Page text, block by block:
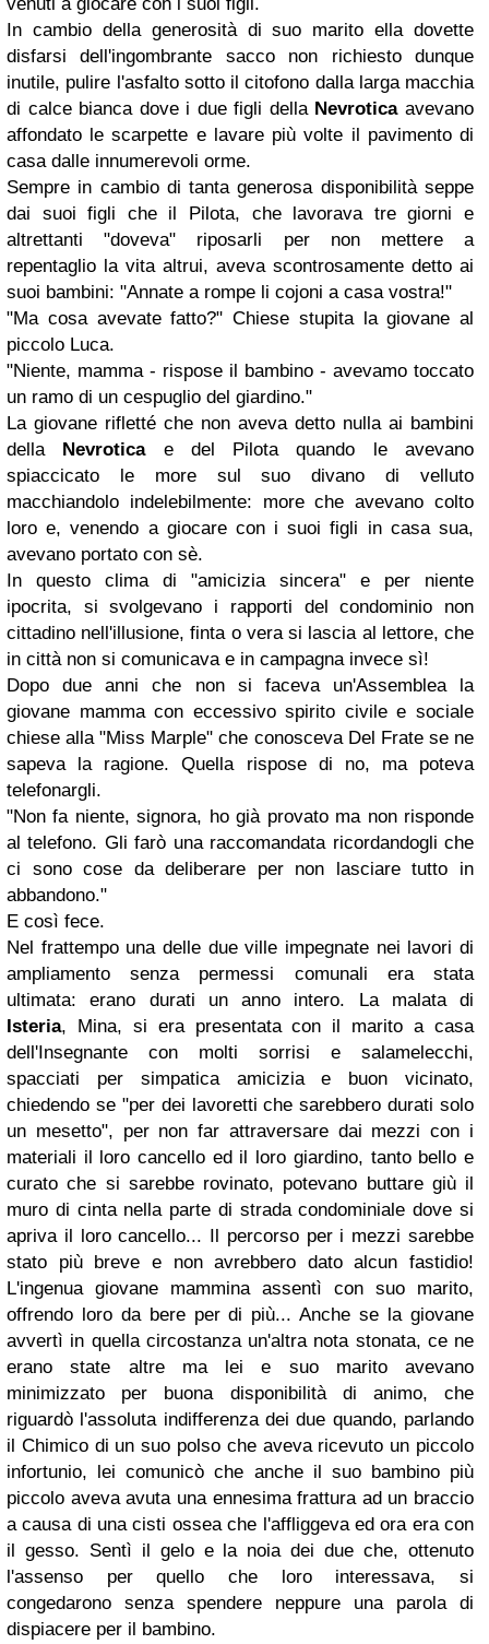
In cambio della generosità di suo marito ella dovette
disfarsi dell'ingombrante sacco non richiesto dunque
inutile, pulire l'asfalto sotto il citofono dalla larga macchia
di calce bianca dove i due figli della Nevroticaavevano
affondato le scarpette e lavare più volte il pavimento di
casa dalle innumerevoli orme.
Sempre in cambio di tanta generosa disponibilità seppe
dai suoi figli che il Pilota, che lavorava tre giorni e
altrettanti "doveva" riposarli per non mettere a
repentaglio la vita altrui, aveva scontrosamente detto ai
suoi bambini: "Annate a rompe li cojoni a casa vostra!"
"Ma cosa avevate fatto?" Chiese stupita la giovane al
piccolo Luca.
"Niente, mamma - rispose il bambino - avevamo toccato
un ramo di un cespuglio del giardino."
La giovane rifletté che non aveva detto nulla ai bambini
della Nevroticae del Pilota quando le avevano
spiaccicato le more sul suo divano di velluto
macchiandolo indelebilmente: more che avevano colto
loro e, venendo a giocare con i suoi figli in casa sua,
avevano portato con sè.
In questo clima di "amicizia sincera" e per niente
ipocrita, si svolgevano i rapporti del condominio non
cittadino nell'illusione, finta o vera si lascia al lettore, che
in città non si comunicava e in campagna invece sì!
Dopo due anni che non si faceva un'Assemblea la
giovane mamma con eccessivo spirito civile e sociale
chiese alla "Miss Marple" che conosceva Del Frate se ne
sapeva la ragione. Quella rispose di no, ma poteva
telefonargli.
"Non fa niente, signora, ho già provato ma non risponde
al telefono. Gli farò una raccomandata ricordandogli che
ci sono cose da deliberare per non lasciare tutto in
abbandono."
E così fece.
Nel frattempo una delle due ville impegnate nei lavori di
ampliamento senza permessi comunali era stata
ultimata: erano durati un anno intero. La malata di
Isteria, Mina, si era presentata con il marito a casa
dell'Insegnante con molti sorrisi e salamelecchi,
spacciati per simpatica amicizia e buon vicinato,
chiedendo se "per dei lavoretti che sarebbero durati solo
un mesetto", per non far attraversare dai mezzi con i
materiali il loro cancello ed il loro giardino, tanto bello e
curato che si sarebbe rovinato, potevano buttare giù il
muro di cinta nella parte di strada condominiale dove si
apriva il loro cancello... Il percorso per i mezzi sarebbe
stato più breve e non avrebbero dato alcun fastidio!
L'ingenua giovane mammina assentì con suo marito,
offrendo loro da bere per di più... Anche se la giovane
avvertì in quella circostanza un'altra nota stonata, ce ne
erano state altre ma lei e suo marito avevano
minimizzato per buona disponibilità di animo, che
riguardò l'assoluta indifferenza dei due quando, parlando
il Chimico di un suo polso che aveva ricevuto un piccolo
infortunio, lei comunicò che anche il suo bambino più
piccolo aveva avuta una ennesima frattura ad un braccio
a causa di una cisti ossea che l'affliggeva ed ora era con
il gesso. Sentì il gelo e la noia dei due che, ottenuto
l'assenso per quello che loro interessava, si
congedarono senza spendere neppure una parola di
dispiacere per il bambino.